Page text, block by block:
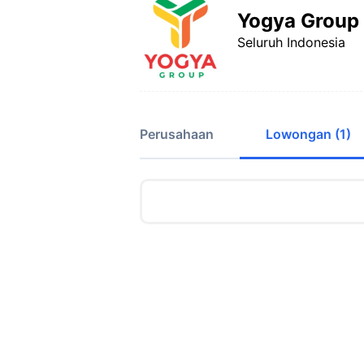
Yogya Group
Seluruh Indonesia
Perusahaan Lowongan (1)